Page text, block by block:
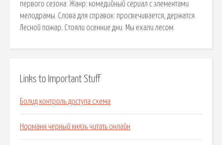
первого сезона: Жанр: комедийный сериал с элементами
мелодрамы. Слова для справок: просвечивается, держатся.
Лесной пожар. Стояли осенние дни. Мы ехали лесом.
Links to Important Stuff
Болид контроль доступа схема
Норманн черный князь читать онлайн